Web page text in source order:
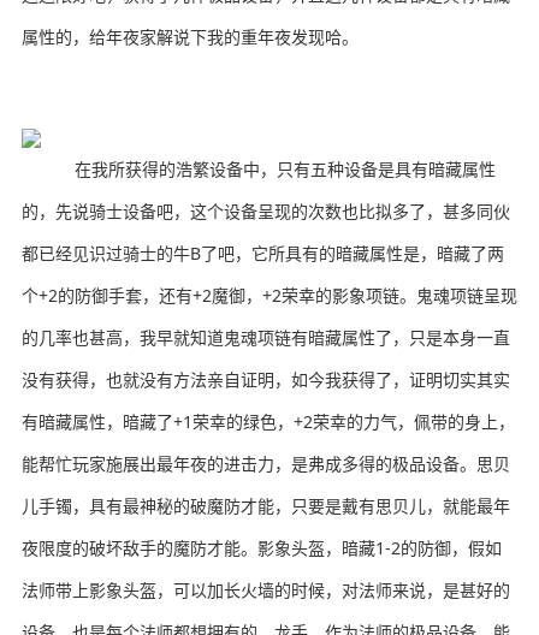
属性的，给年夜家解说下我的重年夜发现哈。
在我所获得的浩繁设备中，只有五种设备是具有暗藏属性
的，先说骑士设备吧，这个设备呈现的次数也比拟多了，甚多同伙
都已经见识过骑士的牛B了吧，它所具有的暗藏属性是，暗藏了两
个+2的防御手套，还有+2魔御，+2荣幸的影象项链。鬼魂项链呈现
的几率也甚高，我早就知道鬼魂项链有暗藏属性了，只是本身一直
没有获得，也就没有方法亲自证明，如今我获得了，证明切实其实
有暗藏属性，暗藏了+1荣幸的绿色，+2荣幸的力气，佩带的身上，
能帮忙玩家施展出最年夜的进击力，是弗成多得的极品设备。思贝
儿手镯，具有最神秘的破魔防才能，只要是戴有思贝儿，就能最年
夜限度的破坏敌手的魔防才能。影象头盔，暗藏1-2的防御，假如
法师带上影象头盔，可以加长火墙的时候，对法师来说，是甚好的